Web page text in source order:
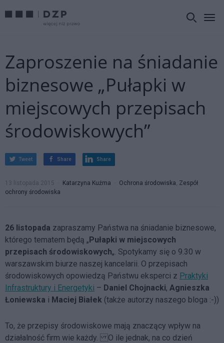
Zaproszenie na śniadanie
biznesowe „Pułapki w
miejscowych przepisach
środowiskowych”
Tweet Share Share
13 listopada 2015 Katarzyna Kuźma Ochrona środowiska, Zespół
ochrony środowiska
26 listopada zapraszamy Państwa na śniadanie biznesowe,
którego tematem będą „Pułapki w miejscowych
przepisach środowiskowych„. Spotykamy się o 9.30 w
warszawskim biurze naszej kancelarii. O przepisach
środowiskowych opowiedzą Państwu eksperci z Praktyki
Infrastruktury i Energetyki – Daniel Chojnacki, Agnieszka
Łoniewska i Maciej Białek (także autorzy naszego bloga :-))
To, że przepisy środowiskowe mają znaczący wpływ na
działalność firm wie każdy. O ile jednak, na co dzień